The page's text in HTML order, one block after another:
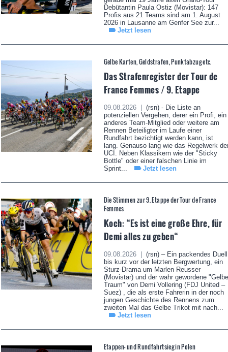
Debütantin Paula Ostiz (Movistar): 147
Profis aus 21 Teams sind am 1. August
2026 in Lausanne am Genfer See zur...
Jetzt lesen
Gelbe Karten, Geldstrafen, Punktabzug etc.
Das Strafenregister der Tour de
France Femmes / 9. Etappe
09.08.2026 |
(rsn) - Die Liste an
potenziellen Vergehen, derer ein Profi, ein
anderes Team-Mitglied oder weitere am
Rennen Beteiligter im Laufe einer
Rundfahrt bezichtigt werden kann, ist
lang. Genauso lang wie das Regelwerk
UCI. Neben Klassikern wie der "Sticky
Bottle" oder einer falschen Linie im
Sprint...
Jetzt lesen
Die Stimmen zur 9. Etappe der Tour de France
Femmes
Koch: “Es ist eine große Ehre, für
Demi alles zu geben“
09.08.2026 |
(rsn) – Ein packendes Duell
bis kurz vor der letzten Bergwertung, ein
Sturz-Drama um Marlen Reusser
(Movistar) und der wahr gewordene "Gelbe
Traum" von Demi Vollering (FDJ United –
Suez) , die als erste Fahrerin in der noch
jungen Geschichte des Rennens zum
zweiten Mal das Gelbe Trikot mit nach...
Jetzt lesen
Etappen- und Rundfahrtsieg in Polen